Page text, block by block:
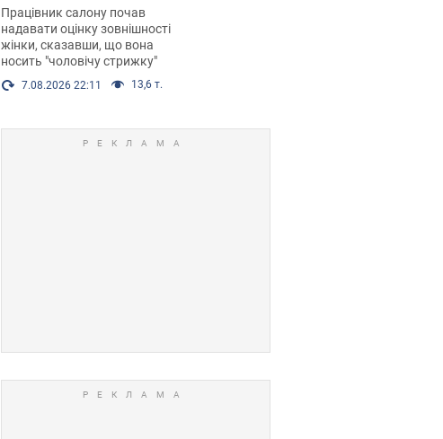
після хімієтерапії,
розгорівся скандал.
Фото
Працівник салону почав
надавати оцінку зовнішності
жінки, сказавши, що вона
носить "чоловічу стрижку"
7.08.2026 22:11 13,6 т.